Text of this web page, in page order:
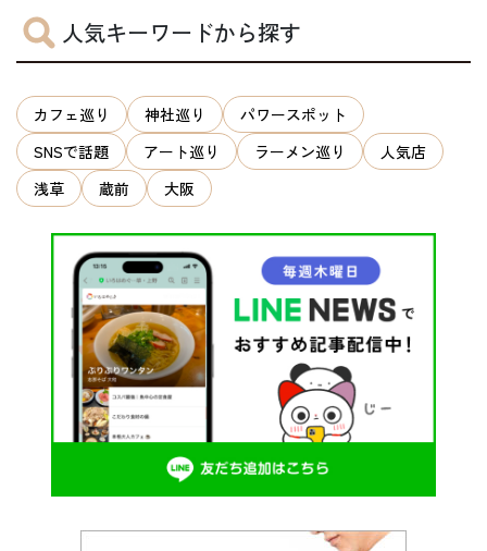
シ
ョ
ン
人気キーワードから探す
カフェ巡り 神社巡り
パワースポット
SNSで話題
アート巡り ラーメン巡り
人気店
浅草
蔵前 大阪